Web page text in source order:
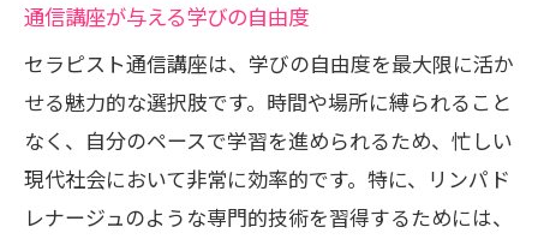
通信講座が与える学びの自由度
セラピスト通信講座は、学びの自由度を最大限に活か
せる魅力的な選択肢です。時間や場所に縛られること
なく、自分のペースで学習を進められるため、忙しい
現代社会において非常に効率的です。特に、リンパド
レナージュのような専門的技術を習得するためには、